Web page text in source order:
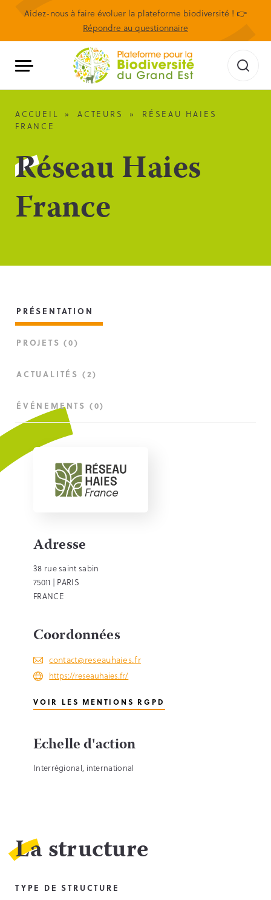
Aidez-nous à faire évoluer la plateforme biodiversité ! 👉
Répondre au questionnaire
ACCUEIL » ACTEURS »
RÉSEAU HAIES
FRANCE
Réseau Haies
France
PRÉSENTATION
PROJETS (0)
ACTUALITÉS (2)
ÉVÉNEMENTS (0)
La structure
TYPE DE STRUCTURE
Adresse
38 rue saint sabin
75011 | PARIS
FRANCE
Coordonnées
contact@reseauhaies.fr
https://reseauhaies.fr/
VOIR LES MENTIONS RGPD
Echelle d'action
Interrégional, international